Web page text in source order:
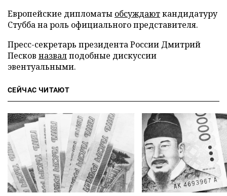
Европейские дипломаты обсуждаюткандидатуру
Стубба на роль официального представителя.
Пресс-секретарь президента России Дмитрий
Песков назвалподобные дискуссии
эвентуальными.
СЕЙЧАС ЧИТАЮТ